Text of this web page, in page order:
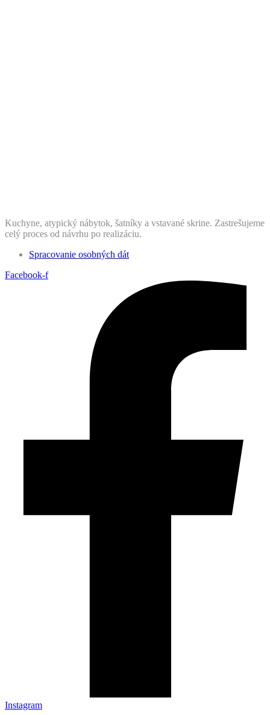
Kuchyne, atypický nábytok, šatníky a vstavané skrine. Zastrešujeme
celý proces od návrhu po realizáciu.
Spracovanie osobných dát
Facebook-f
Instagram